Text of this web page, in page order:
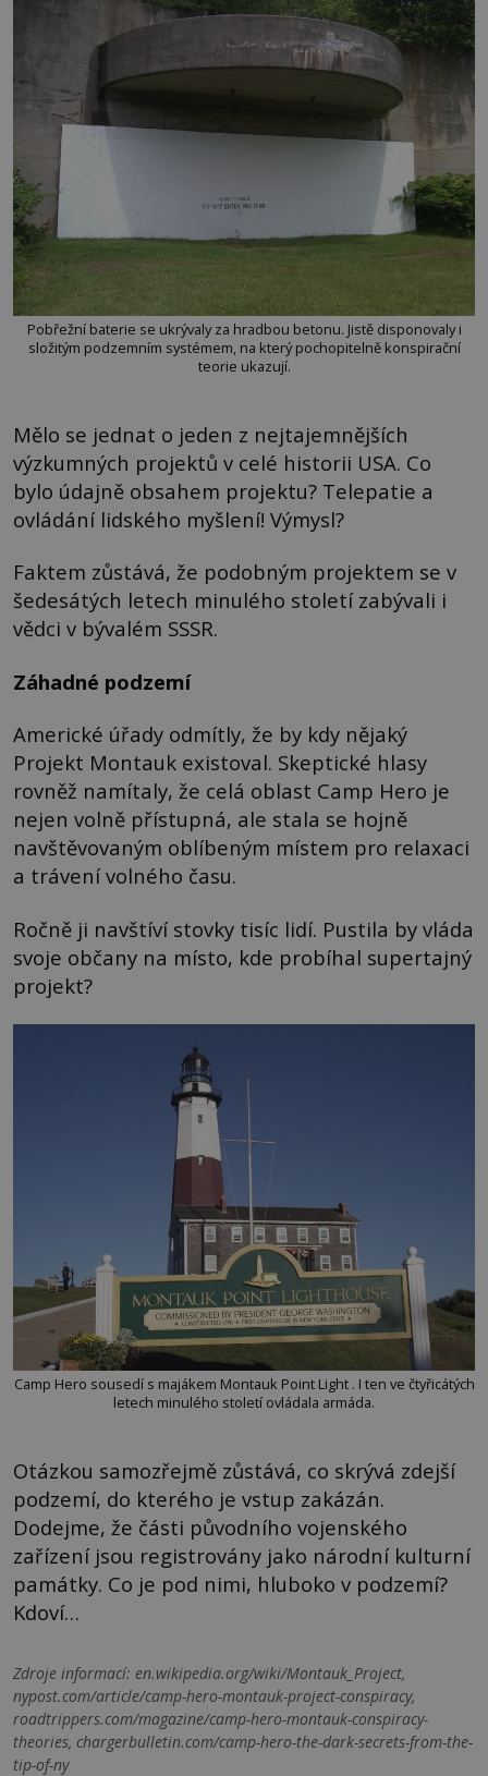
Pobřežní baterie se ukrývaly za hradbou betonu. Jistě disponovaly i
složitým podzemním systémem, na který pochopitelně konspirační
teorie ukazují.
Mělo se jednat o jeden z nejtajemnějších
výzkumných projektů v celé historii USA. Co
bylo údajně obsahem projektu? Telepatie a
ovládání lidského myšlení! Výmysl?
Faktem zůstává, že podobným projektem se v
šedesátých letech minulého století zabývali i
vědci v bývalém SSSR.
Záhadné podzemí
Americké úřady odmítly, že by kdy nějaký
Projekt Montauk existoval. Skeptické hlasy
rovněž namítaly, že celá oblast Camp Hero je
nejen volně přístupná, ale stala se hojně
navštěvovaným oblíbeným místem pro relaxaci
a trávení volného času.
Ročně ji navštíví stovky tisíc lidí. Pustila by vláda
svoje občany na místo, kde probíhal supertajný
projekt?
Camp Hero sousedí s majákem Montauk Point Light . I ten ve čtyřicátých
letech minulého století ovládala armáda.
Otázkou samozřejmě zůstává, co skrývá zdejší
podzemí, do kterého je vstup zakázán.
Dodejme, že části původního vojenského
zařízení jsou registrovány jako národní kulturní
památky. Co je pod nimi, hluboko v podzemí?
Kdoví…
Zdroje informací: en.wikipedia.org/wiki/Montauk_Project,
nypost.com/article/camp-hero-montauk-project-conspiracy,
roadtrippers.com/magazine/camp-hero-montauk-conspiracy-
theories, chargerbulletin.com/camp-hero-the-dark-secrets-from-the-
tip-of-ny